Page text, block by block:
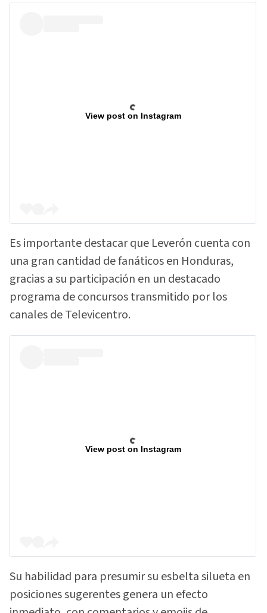
View post on Instagram
Es importante destacar que Leverón cuenta con
una gran cantidad de fanáticos en Honduras,
gracias a su participación en un destacado
programa de concursos transmitido por los
canales de Televicentro.
View post on Instagram
Su habilidad para presumir su esbelta silueta en
posiciones sugerentes genera un efecto